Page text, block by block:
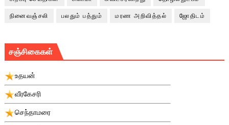
நினைவஞ்சலி பலதும் பத்தும் மரண அறிவித்தல் ஜோதிடம்
சஞ்சிகைகள்
உதயன்
வீரகேசரி
செந்தாமரை